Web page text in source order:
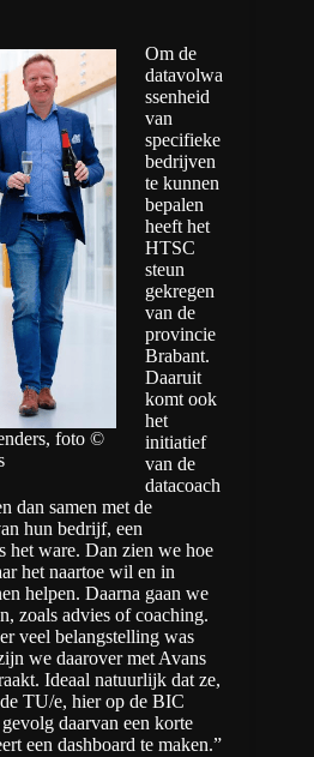
foto ©
Om de
datavolwa
ssenheid
van
specifieke
bedrijven
te kunnen
bepalen
heeft het
HTSC
steun
gekregen
van de
provincie
Brabant.
Daaruit
komt ook
het
initiatief
van de
datacoach
dan samen met de
hun bedrijf, een
het ware. Dan zien we hoe
het naartoe wil en in
helpen. Daarna gaan we
zoals advies of coaching.
veel belangstelling was
we daarover met Avans
Ideaal natuurlijk dat ze,
TU/e, hier op de BIC
daarvan een korte
een dashboard te maken.”